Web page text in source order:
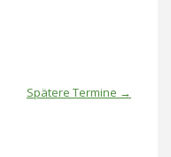
Spätere Termine →